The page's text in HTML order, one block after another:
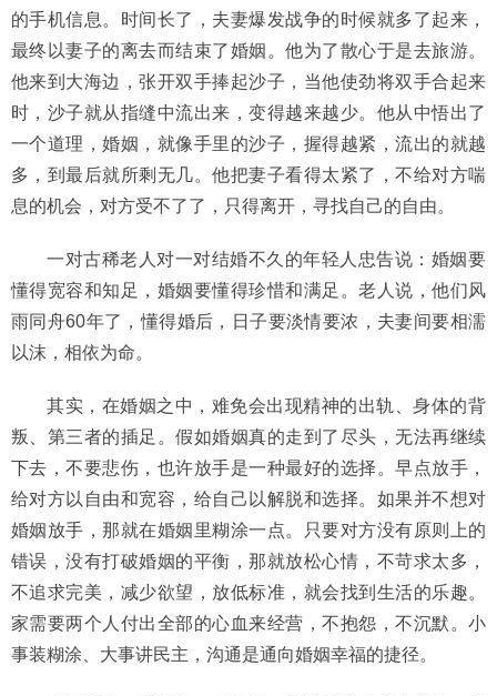
的手机信息。时间长了，夫妻爆发战争的时候就多了起来，
最终以妻子的离去而结束了婚姻。他为了散心于是去旅游。
他来到大海边，张开双手捧起沙子，当他使劲将双手合起来
时，沙子就从指缝中流出来，变得越来越少。他从中悟出了
一个道理，婚姻，就像手里的沙子，握得越紧，流出的就越
多，到最后就所剩无几。他把妻子看得太紧了，不给对方喘
息的机会，对方受不了了，只得离开，寻找自己的自由。
一对古稀老人对一对结婚不久的年轻人忠告说：婚姻要
懂得宽容和知足，婚姻要懂得珍惜和满足。老人说，他们风
雨同舟60年了，懂得婚后，日子要淡情要浓，夫妻间要相濡
以沫，相依为命。
其实，在婚姻之中，难免会出现精神的出轨、身体的背
叛、第三者的插足。假如婚姻真的走到了尽头，无法再继续
下去，不要悲伤，也许放手是一种最好的选择。早点放手，
给对方以自由和宽容，给自己以解脱和选择。如果并不想对
婚姻放手，那就在婚姻里糊涂一点。只要对方没有原则上的
错误，没有打破婚姻的平衡，那就放松心情，不苛求太多，
不追求完美，减少欲望，放低标准，就会找到生活的乐趣。
家需要两个人付出全部的心血来经营，不抱怨，不沉默。小
事装糊涂、大事讲民主，沟通是通向婚姻幸福的捷径。